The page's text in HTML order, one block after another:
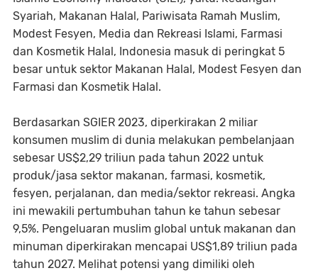
Syariah, Makanan Halal, Pariwisata Ramah Muslim,
Modest Fesyen, Media dan Rekreasi Islami, Farmasi
dan Kosmetik Halal, Indonesia masuk di peringkat 5
besar untuk sektor Makanan Halal, Modest Fesyen dan
Farmasi dan Kosmetik Halal.
Berdasarkan SGIER 2023, diperkirakan 2 miliar
konsumen muslim di dunia melakukan pembelanjaan
sebesar US$2,29 triliun pada tahun 2022 untuk
produk/jasa sektor makanan, farmasi, kosmetik,
fesyen, perjalanan, dan media/sektor rekreasi. Angka
ini mewakili pertumbuhan tahun ke tahun sebesar
9,5%. Pengeluaran muslim global untuk makanan dan
minuman diperkirakan mencapai US$1,89 triliun pada
tahun 2027. Melihat potensi yang dimiliki oleh